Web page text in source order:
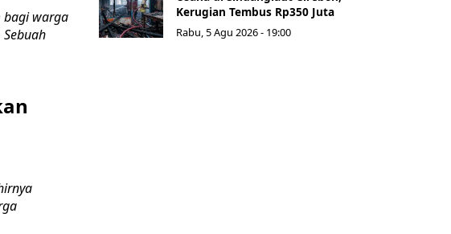
bagi warga
Kerugian Tembus Rp350 Juta
Rabu, 5 Agu 2026 - 19:00